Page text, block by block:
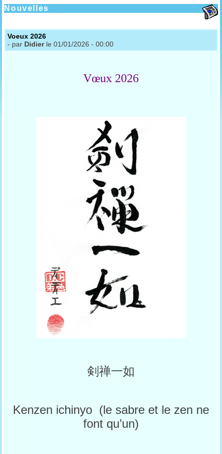
Nouvelles
Voeux 2026
- par Didierle 01/01/2026 - 00:00
Vœux 2026
剣禅一如
Kenzen ichinyo (le sabre et le zen ne
font qu’un)